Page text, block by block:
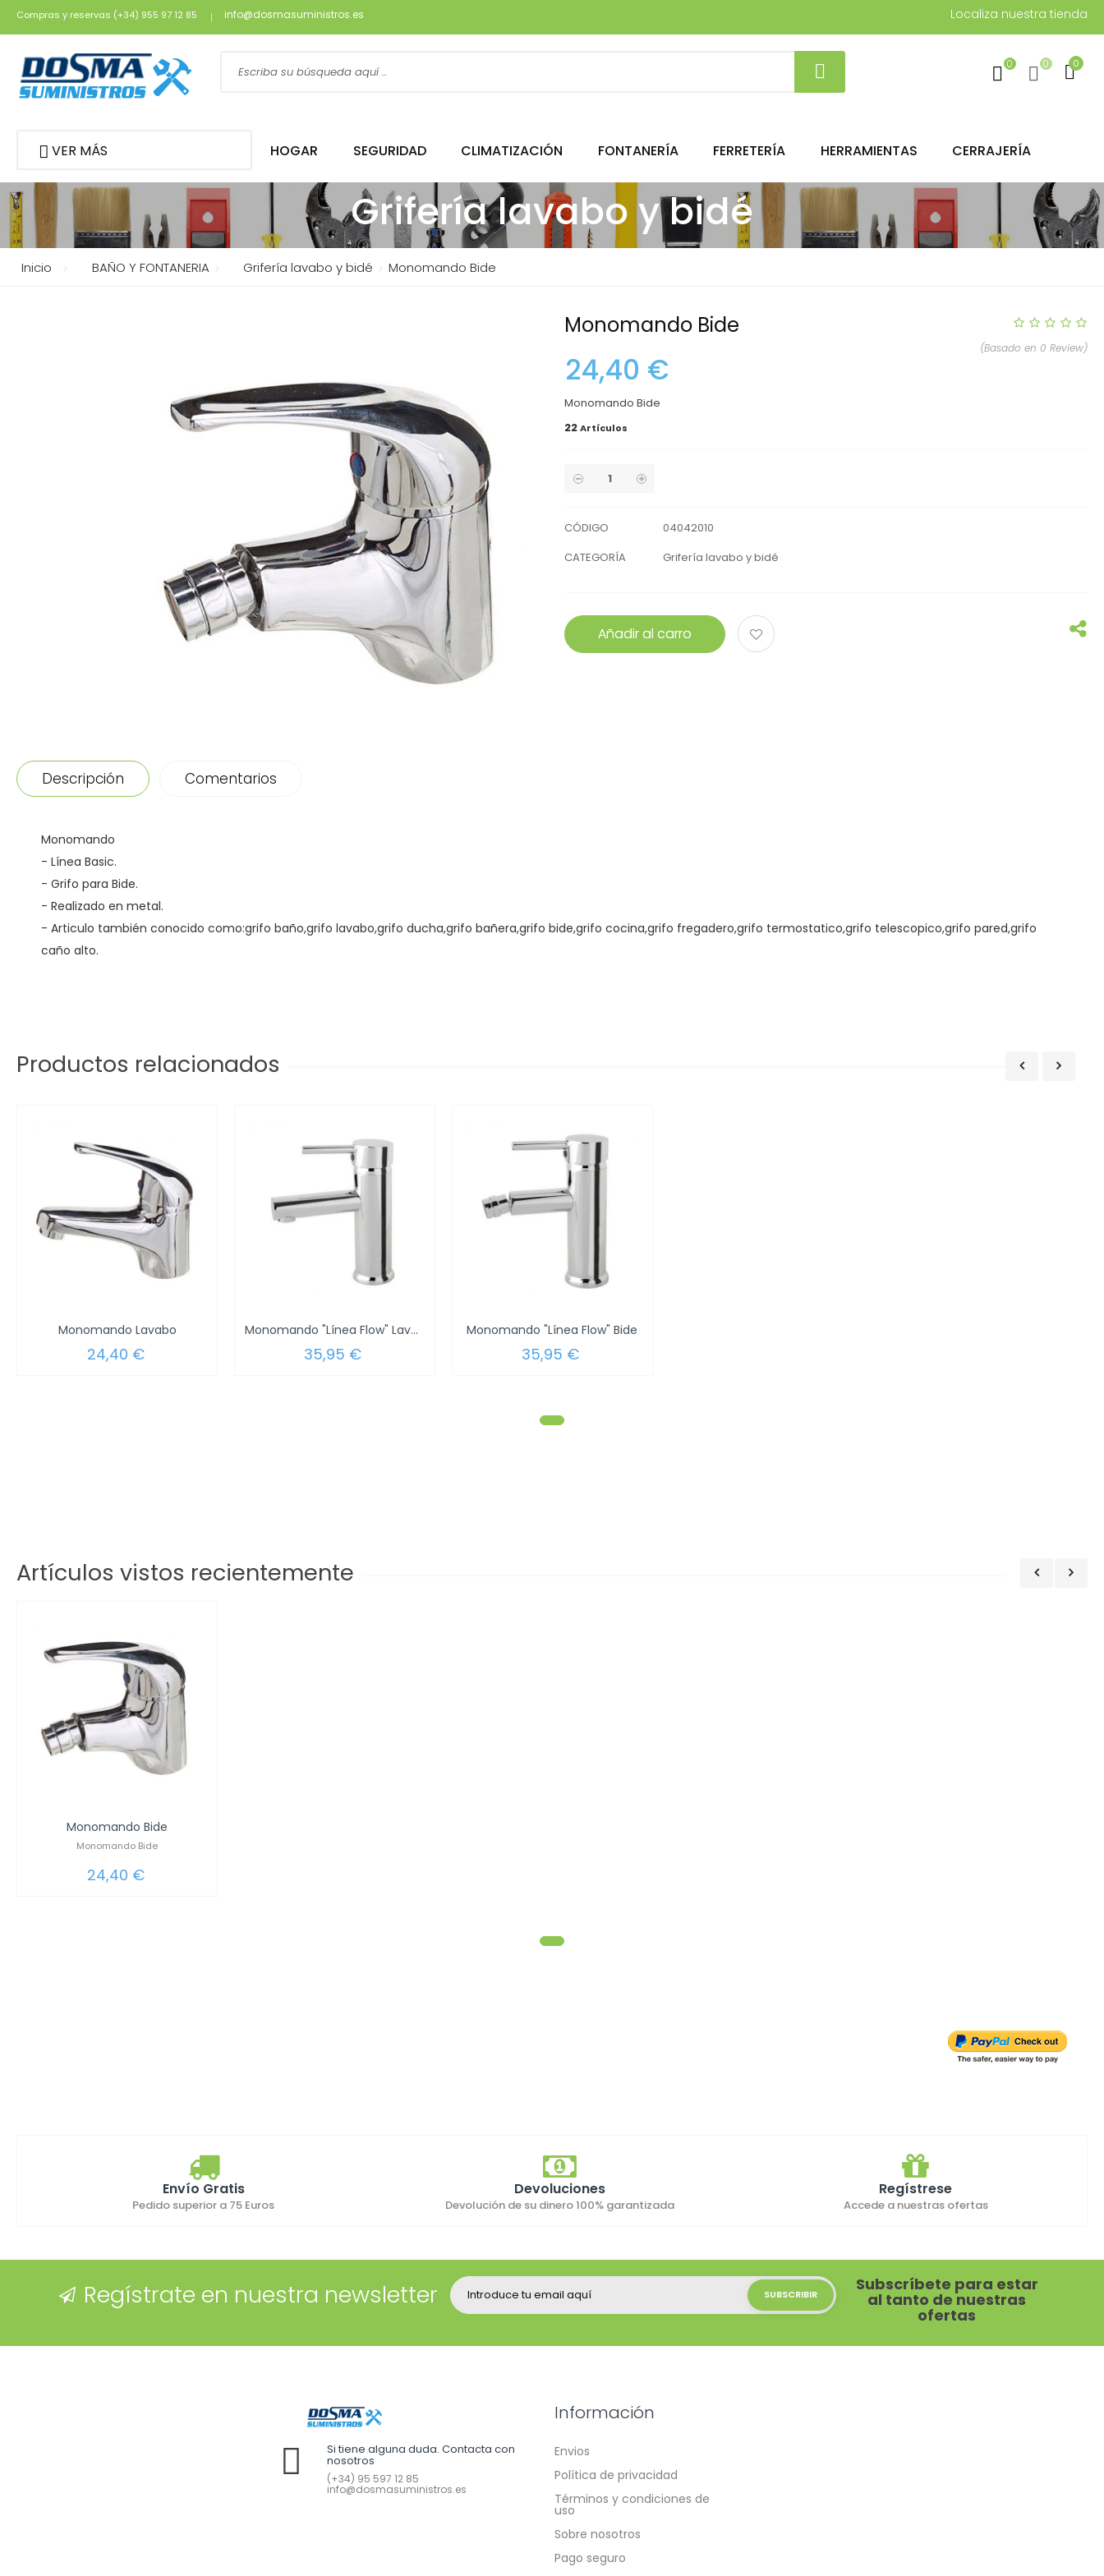
Compras y reservas (+34) 955 97 12 85 info@dosmasuministros.es Localiza nuestra tienda
0
0 0
VER MÁS HOGAR SEGURIDAD CLIMATIZACIÓN FONTANERÍA FERRETERÍA HERRAMIENTAS CERRAJERÍA
Grifería lavabo y bidé
Inicio BAÑO Y FONTANERIA Grifería lavabo y bidé Monomando Bide
(Basado en 0 Review)
Monomando Bide
24,40 €
Monomando Bide
22Artículos
CÓDIGO
04042010
CATEGORÍA
Grifería lavabo y bidé
Añadir al carro
Descripción Comentarios
Monomando
- Línea Basic.
- Grifo para Bide.
- Realizado en metal.
- Articulo también conocido como:grifo baño,grifo lavabo,grifo ducha,grifo bañera,grifo bide,grifo cocina,grifo fregadero,grifo termostatico,grifo telescopico,grifo pared,grifo
caño alto.
Productos relacionados
Monomando Lavabo
24,40 €
Monomando "Línea Flow" Lavabo
35,95 €
Monomando "Línea Flow" Bide
35,95 €
Artículos vistos recientemente
Monomando Bide
Monomando Bide
24,40 €
Envío Gratis
Pedido superior a 75 Euros
Devoluciones
Devolución de su dinero 100% garantizada
Regístrese
Accede a nuestras ofertas
Regístrate en nuestra newsletter Subscríbete para estar
al tanto de nuestras
ofertas
Si tiene alguna duda. Contacta con
nosotros
(+34) 95 597 12 85
info@dosmasuministros.es
Información
Envios
Política de privacidad
Términos y condiciones de
uso
Sobre nosotros
Pago seguro